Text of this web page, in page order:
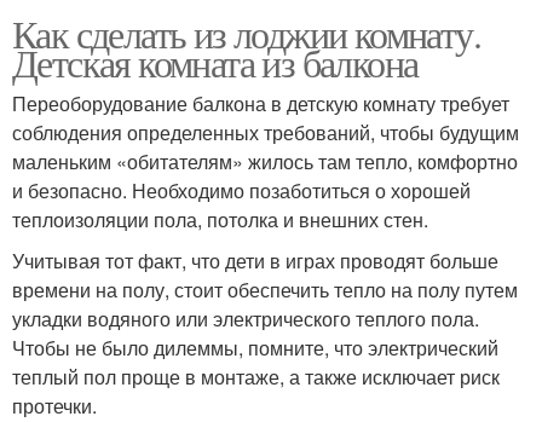
Как сделать из лоджии комнату.
Детская комната из балкона
Переоборудование балкона в детскую комнату требует
соблюдения определенных требований, чтобы будущим
маленьким «обитателям» жилось там тепло, комфортно
и безопасно. Необходимо позаботиться о хорошей
теплоизоляции пола, потолка и внешних стен.
Учитывая тот факт, что дети в играх проводят больше
времени на полу, стоит обеспечить тепло на полу путем
укладки водяного или электрического теплого пола.
Чтобы не было дилеммы, помните, что электрический
теплый пол проще в монтаже, а также исключает риск
протечки.